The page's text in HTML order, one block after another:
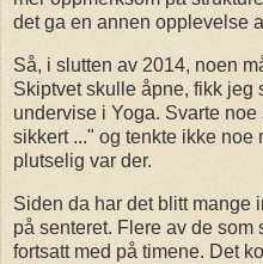
det ga en annen opplevelse
Så, i slutten av 2014, noen
Skiptvet skulle åpne, fikk jeg
undervise i Yoga. Svarte
sikkert ..." og tenkte ikke noe
plutselig var der.
Siden da har det blitt
på senteret. Flere av de som
fortsatt med på timene. Det